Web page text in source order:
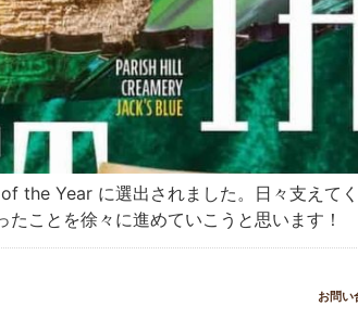
the Year に選出されました。日々支えて
ことを徐々に進めていこうと思います！
お問い